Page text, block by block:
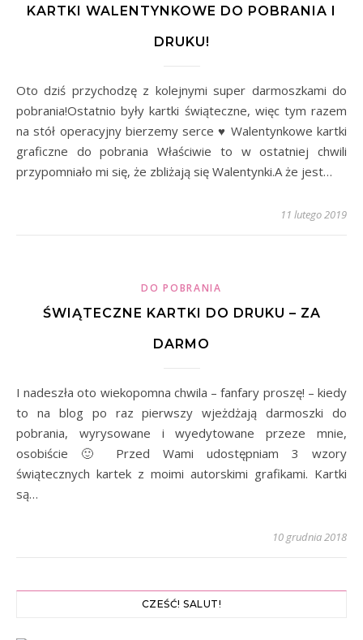
KARTKI WALENTYNKOWE DO POBRANIA I
DRUKU!
Oto dziś przychodzę z kolejnymi super darmoszkami do
pobrania!Ostatnio były kartki świąteczne, więc tym razem
na stół operacyjny bierzemy serce ♥ Walentynkowe kartki
graficzne do pobrania Właściwie to w ostatniej chwili
przypomniało mi się, że zbliżają się Walentynki.A że jest…
11 lutego 2019
DO POBRANIA
ŚWIĄTECZNE KARTKI DO DRUKU – ZA
DARMO
I nadeszła oto wiekopomna chwila – fanfary proszę! – kiedy
to na blog po raz pierwszy wjeżdżają darmoszki do
pobrania, wyrysowane i wyedytowane przeze mnie,
osobiście 🙂 Przed Wami udostępniam 3 wzory
świątecznych kartek z moimi autorskimi grafikami. Kartki
są…
10 grudnia 2018
CZEŚĆ! SALUT!